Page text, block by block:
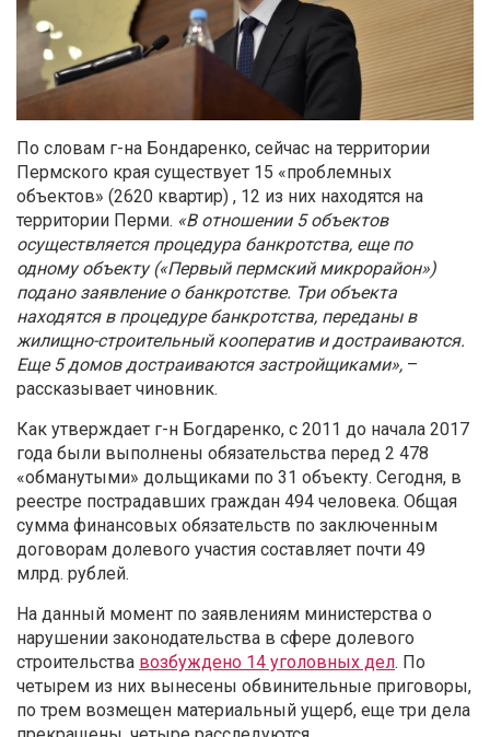
По словам г-на Бондаренко, сейчас на территории
Пермского края существует 15 «проблемных
объектов» (2620 квартир) , 12 из них находятся на
территории Перми. «В отношении 5 объектов
осуществляется процедура банкротства, еще по
одному объекту («Первый пермский микрорайон»)
подано заявление о банкротстве. Три объекта
находятся в процедуре банкротства, переданы в
жилищно-строительный кооператив и достраиваются.
Еще 5 домов достраиваются застройщиками», –
рассказывает чиновник.
Как утверждает г-н Богдаренко, с 2011 до начала 2017
года были выполнены обязательства перед 2 478
«обманутыми» дольщиками по 31 объекту. Сегодня, в
реестре пострадавших граждан 494 человека. Общая
сумма финансовых обязательств по заключенным
договорам долевого участия составляет почти 49
млрд. рублей.
На данный момент по заявлениям министерства о
нарушении законодательства в сфере долевого
строительства возбуждено 14 уголовных дел. По
четырем из них вынесены обвинительные приговоры,
по трем возмещен материальный ущерб, еще три дела